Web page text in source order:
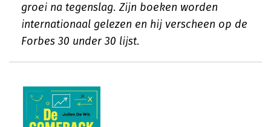
groei na tegenslag. Zijn boeken worden
internationaal gelezen en hij verscheen op de
Forbes 30 under 30 lijst.